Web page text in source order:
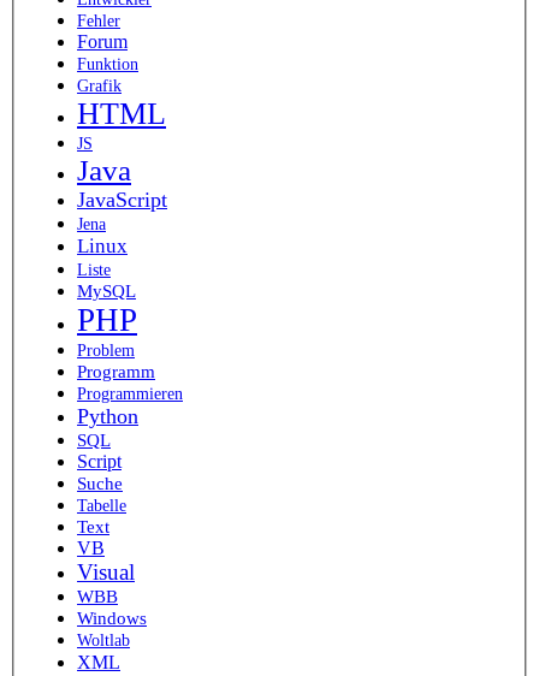
Fehler
Forum
Funktion
Grafik
HTML
JS
Java
JavaScript
Jena
Linux
Liste
MySQL
PHP
Problem
Programm
Programmieren
Python
SQL
Script
Suche
Tabelle
Text
VB
Visual
WBB
Windows
Woltlab
XML